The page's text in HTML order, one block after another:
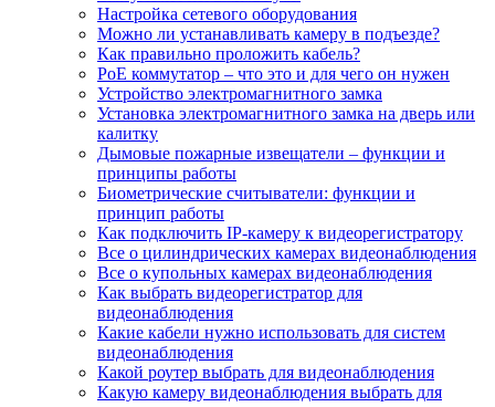
Настройка сетевого оборудования
Можно ли устанавливать камеру в подъезде?
Как правильно проложить кабель?
PoE коммутатор – что это и для чего он нужен
Устройство электромагнитного замка
Установка электромагнитного замка на дверь или
калитку
Дымовые пожарные извещатели – функции и
принципы работы
Биометрические считыватели: функции и
принцип работы
Как подключить IP-камеру к видеорегистратору
Все о цилиндрических камерах видеонаблюдения
Все о купольных камерах видеонаблюдения
Как выбрать видеорегистратор для
видеонаблюдения
Какие кабели нужно использовать для систем
видеонаблюдения
Какой роутер выбрать для видеонаблюдения
Какую камеру видеонаблюдения выбрать для